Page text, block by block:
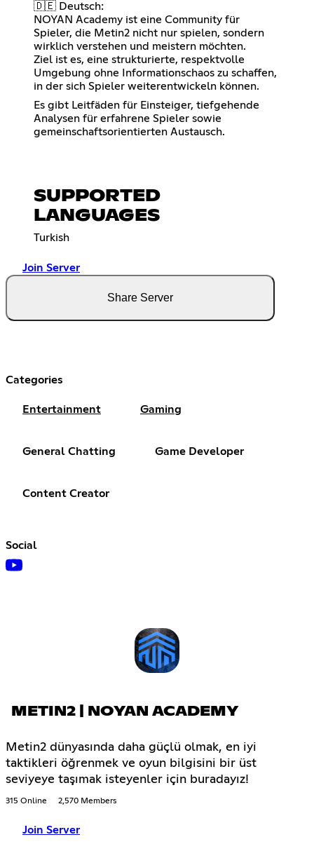
🇩🇪 Deutsch:
NOYAN Academy ist eine Community für
Spieler, die Metin2 nicht nur spielen, sondern
wirklich verstehen und meistern möchten.
Ziel ist es, eine strukturierte, respektvolle
Umgebung ohne Informationschaos zu schaffen,
in der sich Spieler weiterentwickeln können.
Es gibt Leitfäden für Einsteiger, tiefgehende
Analysen für erfahrene Spieler sowie
gemeinschaftsorientierten Austausch.
SUPPORTED
LANGUAGES
Turkish
Join Server
Share Server
Categories
Entertainment Gaming
General Chatting Game Developer
Content Creator
Social
METIN2 | NOYAN ACADEMY
Metin2 dünyasında daha güçlü olmak, en iyi
taktikleri öğrenmek ve oyun bilgisini bir üst
seviyeye taşımak isteyenler için buradayız!
315 Online 2,570 Members
Join Server